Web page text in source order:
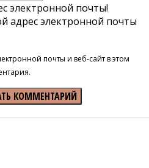
электронной почты!
адрес электронной почты
почты и веб-сайт в этом